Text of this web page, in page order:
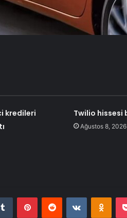
kredileri
Twilio hissesi
Ağustos 8, 2026
Tumblr PinterestReddit VKontakte